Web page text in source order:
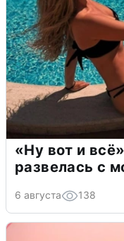
«Ну вот и
развелась с
6 августа 138